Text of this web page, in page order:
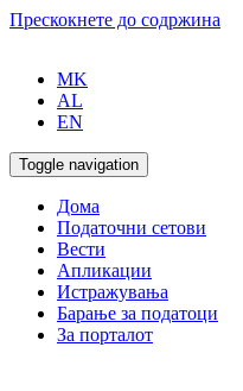
Прескокнете до содржина
MK
AL
EN
Toggle navigation
Дома
Податочни сетови
Вести
Апликации
Истражувања
Барање за податоци
За порталот